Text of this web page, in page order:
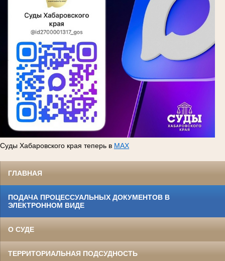
Суды Хабаровского края теперь в MAX
ГЛАВНАЯ
ПОДАЧА ПРОЦЕССУАЛЬНЫХ ДОКУМЕНТОВ В
ЭЛЕКТРОННОМ ВИДЕ
О СУДЕ
ТЕРРИТОРИАЛЬНАЯ ПОДСУДНОСТЬ